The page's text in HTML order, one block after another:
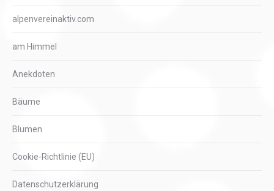
alpenvereinaktiv.com
am Himmel
Anekdoten
Bäume
Blumen
Cookie-Richtlinie (EU)
Datenschutzerklärung